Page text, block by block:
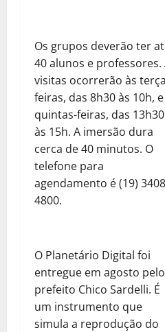
Os grupos deverão ter
40 alunos e professores.
visitas ocorrerão às
feiras, das 8h30 às 10h,
quintas-feiras, das 13h30
às 15h. A imersão dura
cerca de 40 minutos. O
telefone para
agendamento é (19)
4800.
O Planetário Digital foi
entregue em agosto pelo
prefeito Chico Sardelli. É
um instrumento que
simula a reprodução do